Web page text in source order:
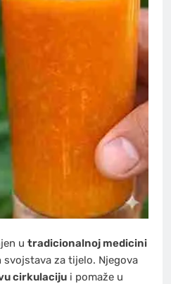
u tradicionalnoj medicini
za tijelo. Njegova
cirkulaciju i pomaže u